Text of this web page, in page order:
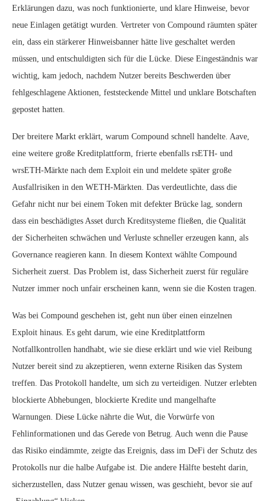
Erklärungen dazu, was noch funktionierte, und klare Hinweise, bevor
neue Einlagen getätigt wurden. Vertreter von Compound räumten später
ein, dass ein stärkerer Hinweisbanner hätte live geschaltet werden
müssen, und entschuldigten sich für die Lücke. Diese Eingeständnis war
wichtig, kam jedoch, nachdem Nutzer bereits Beschwerden über
fehlgeschlagene Aktionen, feststeckende Mittel und unklare Botschaften
gepostet hatten.
Der breitere Markt erklärt, warum Compound schnell handelte. Aave,
eine weitere große Kreditplattform, frierte ebenfalls rsETH‑ und
wrsETH‑Märkte nach dem Exploit ein und meldete später große
Ausfallrisiken in den WETH‑Märkten. Das verdeutlichte, dass die
Gefahr nicht nur bei einem Token mit defekter Brücke lag, sondern
dass ein beschädigtes Asset durch Kredit­systeme fließen, die Qualität
der Sicherheiten schwächen und Verluste schneller erzeugen kann, als
Governance reagieren kann. In diesem Kontext wählte Compound
Sicherheit zuerst. Das Problem ist, dass Sicherheit zuerst für reguläre
Nutzer immer noch unfair erscheinen kann, wenn sie die Kosten tragen.
Was bei Compound geschehen ist, geht nun über einen einzelnen
Exploit hinaus. Es geht darum, wie eine Kreditplattform
Notfallkontrollen handhabt, wie sie diese erklärt und wie viel Reibung
Nutzer bereit sind zu akzeptieren, wenn externe Risiken das System
treffen. Das Protokoll handelte, um sich zu verteidigen. Nutzer erlebten
blockierte Abhebungen, blockierte Kredite und mangelhafte
Warnungen. Diese Lücke nährte die Wut, die Vorwürfe von
Fehlinformationen und das Gerede von Betrug. Auch wenn die Pause
das Risiko eindämmte, zeigte das Ereignis, dass im DeFi der Schutz des
Protokolls nur die halbe Aufgabe ist. Die andere Hälfte besteht darin,
sicherzustellen, dass Nutzer genau wissen, was geschieht, bevor sie auf